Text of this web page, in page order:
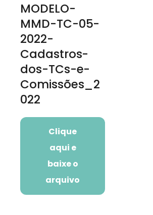
MODELO-
MMD-TC-05-
2022-
Cadastros-
dos-TCs-e-
Comissões_2
022
Clique
aqui e
baixe o
arquivo